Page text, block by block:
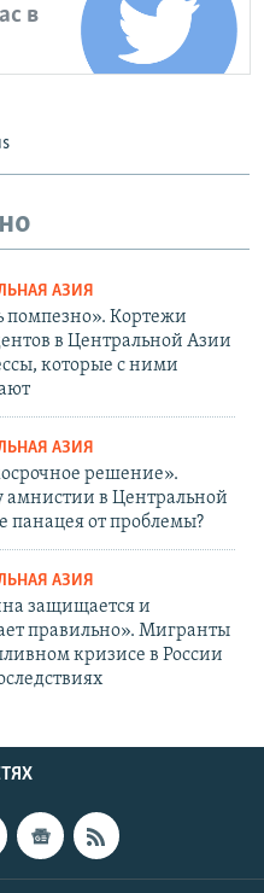
в
АЗИЯ
помпезно». Кортежи
в Центральной Азии
которые с ними
АЗИЯ
решение».
амнистии в Центральной
панацея от проблемы?
АЗИЯ
защищается и
правильно». Мигранты
кризисе в России